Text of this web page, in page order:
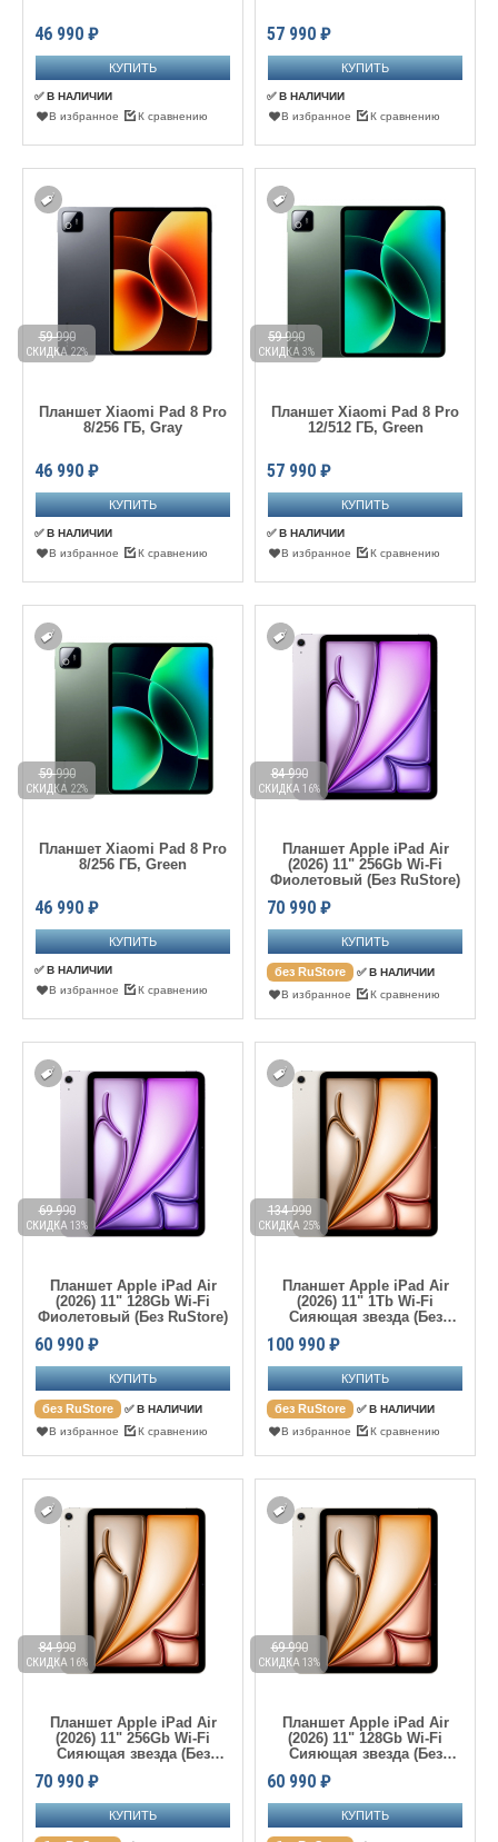
46 990 ₽
✅ В НАЛИЧИИ
В избранное
К сравнению
57 990 ₽
✅ В НАЛИЧИИ
В избранное
К сравнению
Планшет Xiaomi Pad 8 Pro
8/256 ГБ, Gray
46 990 ₽
59 990
СКИДКА 22%
✅ В НАЛИЧИИ
В избранное
К сравнению
Планшет Xiaomi Pad 8 Pro
12/512 ГБ, Green
57 990 ₽
59 990
СКИДКА 3%
✅ В НАЛИЧИИ
В избранное
К сравнению
Планшет Xiaomi Pad 8 Pro
8/256 ГБ, Green
46 990 ₽
59 990
СКИДКА 22%
✅ В НАЛИЧИИ
В избранное
К сравнению
Планшет Apple iPad Air
(2026) 11" 256Gb Wi-Fi
Фиолетовый (Без RuStore)
70 990 ₽
84 990
СКИДКА 16%
без RuStore
✅ В НАЛИЧИИ
В избранное
К сравнению
Планшет Apple iPad Air
(2026) 11" 128Gb Wi-Fi
Фиолетовый (Без RuStore)
60 990 ₽
69 990
СКИДКА 13%
без RuStore
✅ В НАЛИЧИИ
В избранное
К сравнению
Планшет Apple iPad Air
(2026) 11" 1Tb Wi-Fi
Сияющая звезда (Без
100 990 ₽
134 990
СКИДКА 25%
без RuStore
✅ В НАЛИЧИИ
В избранное
К сравнению
Планшет Apple iPad Air
(2026) 11" 256Gb Wi-Fi
Сияющая звезда (Без
70 990 ₽
84 990
СКИДКА 16%
Планшет Apple iPad Air
(2026) 11" 128Gb Wi-Fi
Сияющая звезда (Без
60 990 ₽
69 990
СКИДКА 13%